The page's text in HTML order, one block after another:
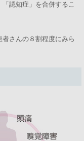
認知症」を合併するこ
さんの８割程度にみら